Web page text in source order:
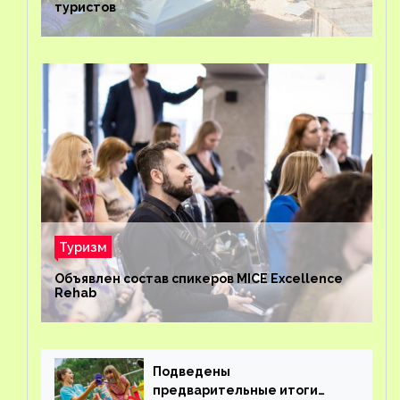
туристов
Туризм
Объявлен состав спикеров MICE Excellence
Rehab
Подведены
предварительные итоги